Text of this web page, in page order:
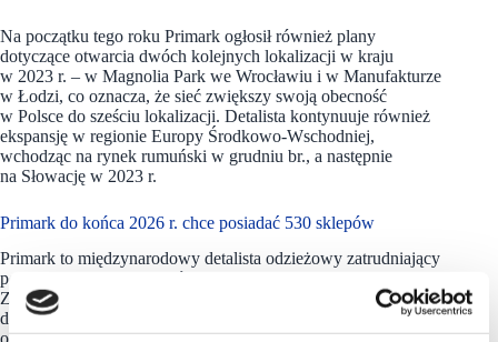
Na początku tego roku Primark ogłosił również plany
dotyczące otwarcia dwóch kolejnych lokalizacji w kraju
w 2023 r. – w Magnolia Park we Wrocławiu i w Manufakturze
w Łodzi, co oznacza, że sieć zwiększy swoją obecność
w Polsce do sześciu lokalizacji. Detalista kontynuuje również
ekspansję w regionie Europy Środkowo-Wschodniej,
wchodząc na rynek rumuński w grudniu br., a następnie
na Słowację w 2023 r.
Primark do końca 2026 r. chce posiadać 530 sklepów
Primark to międzynarodowy detalista odzieżowy zatrudniający
ponad 72 000 pracowników w 14 krajach Europy i USA.
Założony w Irlandii w 1969 r. pod marką Penneys, dąży
do zapewnienia przystępnych cenowo wyborów dla każdego,